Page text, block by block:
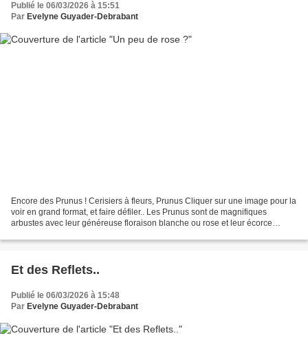
Publié le 06/03/2026 à 15:51
Par Evelyne Guyader-Debrabant
Encore des Prunus ! Cerisiers à fleurs, Prunus Cliquer sur une image pour la
voir en grand format, et faire défiler.. Les Prunus sont de magnifiques
arbustes avec leur généreuse floraison blanche ou rose et leur écorce
Et des Reflets..
Publié le 06/03/2026 à 15:48
Par Evelyne Guyader-Debrabant